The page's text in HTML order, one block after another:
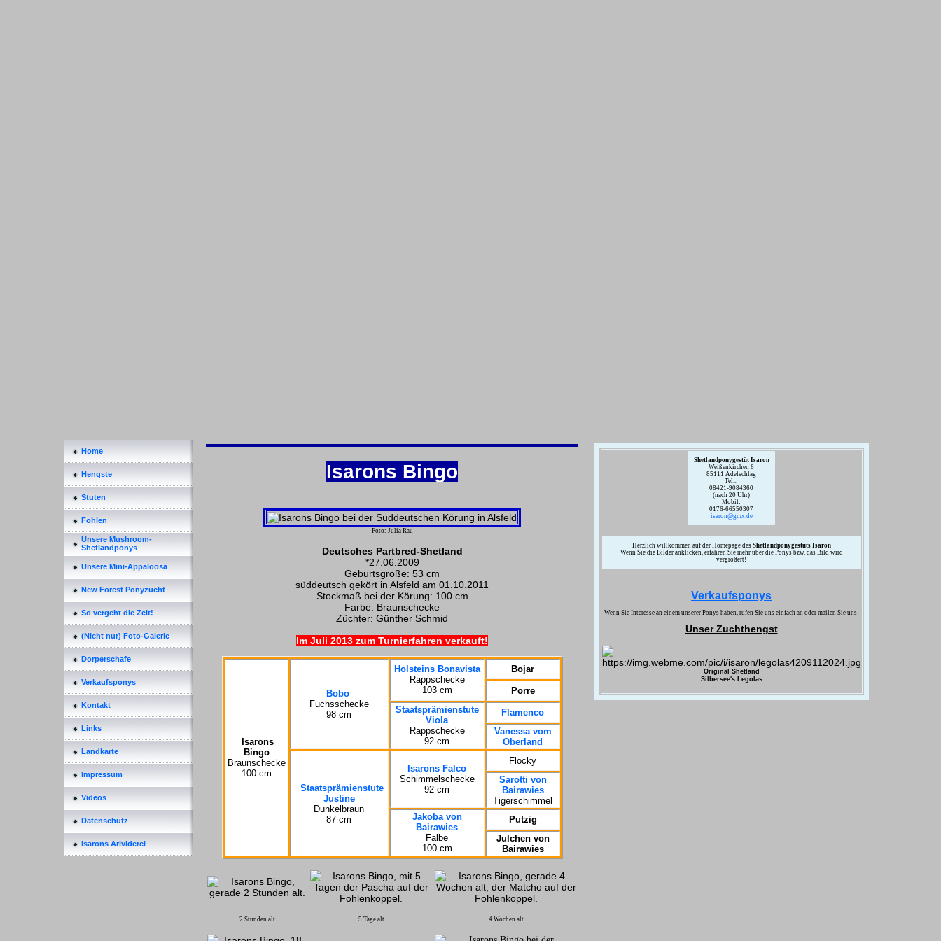
Home
Hengste
Stuten
Fohlen
Unsere Mushroom-
Shetlandponys
Unsere Mini-Appaloosa
New Forest Ponyzucht
So vergeht die Zeit!
(Nicht nur) Foto-Galerie
Dorperschafe
Verkaufsponys
Kontakt
Links
Landkarte
Impressum
Videos
Datenschutz
Isarons Arividerci
Isarons Bingo
Foto: Julia Rau
Deutsches Partbred-Shetland
*27.06.2009
Geburtsgröße: 53 cm
süddeutsch gekört in Alsfeld am 01.10.2011
Stockmaß bei der Körung: 100 cm
Farbe: Braunschecke
Züchter: Günther Schmid
Im Juli 2013 zum Turnierfahren verkauft!
Isarons
Bingo
Braunschecke
100 cm
Bobo
Fuchsschecke
98 cm
Holsteins Bonavista
Rappschecke
103 cm
Bojar
Porre
Staatsprämienstute
Viola
Rappschecke
92 cm
Flamenco
Vanessa vom
Oberland
Staatsprämienstute
Justine
Dunkelbraun
87 cm
Isarons Falco
Schimmelschecke
92 cm
Flocky
Sarotti von
Bairawies
Tigerschimmel
Jakoba von
Bairawies
Falbe
100 cm
Putzig
Julchen von
Bairawies
2 Stunden alt 5 Tage alt 4 Wochen alt
Shetlandponygestüt Isaron
Weißenkirchen 6
85111 Adelschlag
Tel..:
08421-9084360
(nach 20 Uhr)
Mobil:
0176-66550307
isaron@gmx.de
Herzlich willkommen auf der Homepage des Shetlandponygestüts Isaron
Wenn Sie die Bilder anklicken, erfahren Sie mehr über die Ponys bzw. das Bild wird
vergrößert!
Verkaufsponys
Wenn Sie Interesse an einem unserer Ponys haben, rufen Sie uns einfach an oder mailen Sie uns!
Unser Zuchthengst
Original Shetland
Silbersee's Legolas